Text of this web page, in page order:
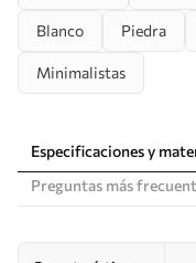
Blanco Piedra
Minimalistas
Especificaciones y
Preguntas más